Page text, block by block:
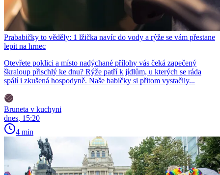
Prababičky to věděly: 1 lžička navíc do vody a rýže se vám přestane
lepit na hrnec
Otevřete poklici a místo nadýchané přílohy vás čeká zapečený
škraloup přischlý ke dnu? Rýže patří k jídlům, u kterých se ráda
spálí i zkušená hospodyně. Naše babičky si přitom vystačily...
Bruneta v kuchyni
dnes, 15:20
4 min